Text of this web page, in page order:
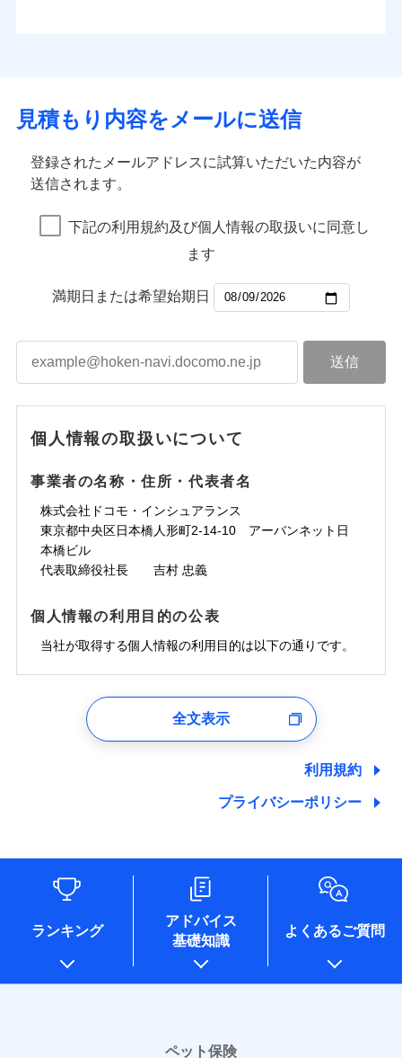
見積もり内容をメールに送信
登録されたメールアドレスに試算いただいた内容が
送信されます。
下記の利用規約及び個人情報の取扱いに同意し
ます
満期日または希望始期日
個人情報の取扱いについて
事業者の名称・住所・代表者名
株式会社ドコモ・インシュアランス
東京都中央区日本橋人形町2-14-10 アーバンネット日
本橋ビル
代表取締役社長 吉村 忠義
個人情報の利用目的の公表
当社が取得する個人情報の利用目的は以下の通りです。
ユーザー登録受付および、管理のため
しくは委託を受けている保険会社・提携会社の保険その他に
た維持管理等の委託業務遂行のため、またそれらに付帯、関
各種セミナーの開催のため
コンサルティングサービスの実施のため
アンケートやキャンペーン等の実施のため
上記に係る案内・手続き・管理等付帯業務を行うため
* 当社が委託を受けている保険会社の情報は、保険会社
全文表示
利用規約
プライバシーポリシー
ランキング
アドバイス
基礎知識
よくあるご質問
ペット保険